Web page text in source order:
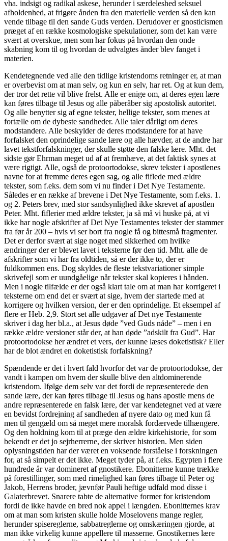
vha. indsigt og radikal askese, herunder i særdeleshed seksuel
afholdenhed, at frigøre ånden fra den materielle verden så den kan
vende tilbage til den sande Guds verden. Derudover er gnosticismen
præget af en række kosmologiske spekulationer, som det kan være
svært at overskue, men som har fokus på hvordan den onde
skabning kom til og hvordan de udvalgtes ånder blev fanget i
materien.
Kendetegnende ved alle den tidlige kristendoms retninger er, at man
er overbevist om at man selv, og kun en selv, har ret. Og at kun dem,
der tror det rette vil blive frelst. Alle er enige om, at deres egen lære
kan føres tilbage til Jesus og alle påberåber sig apostolisk autoritet.
Og alle benytter sig af egne tekster, hellige tekster, som menes at
fortælle om de dybeste sandheder. Alle taler dårligt om deres
modstandere. Alle beskylder de deres modstandere for at have
forfalsket den oprindelige sande lære og alle hævder, at de andre har
lavet tekstforfalskninger, der skulle støtte den falske lære. Mht. det
sidste gør Ehrman meget ud af at fremhæve, at det faktisk synes at
være rigtigt. Alle, også de protoortodokse, skrev tekster i apostlenes
navne for at fremme deres egen sag, og alle fiflede med ældre
tekster, som f.eks. dem som vi nu finder i Det Nye Testamente.
Således er en række af brevene i Det Nye Testamente, som f.eks. 1.
og 2. Peters brev, med stor sandsynlighed ikke skrevet af apostlen
Peter. Mht. fiflerier med ældre tekster, ja så må vi huske på, at vi
ikke har nogle afskrifter af Det Nye Testamentes tekster der stammer
fra før år 200 – hvis vi ser bort fra nogle få og bittesmå fragmenter.
Det er derfor svært at sige noget med sikkerhed om hvilke
ændringer der er blevet lavet i teksterne før den tid. Mht. alle de
afskrifter som vi har fra oldtiden, så er der ikke to, der er
fuldkommen ens. Dog skyldes de fleste tekstvariationer simple
skrivefejl som er uundgåelige når tekster skal kopieres i hånden.
Men i nogle tilfælde er der også klart tale om at man har korrigeret i
teksterne om end det er svært at sige, hvem der startede med at
korrigere og hvilken version, der er den oprindelige. Et eksempel af
flere er Heb. 2,9. Stort set alle udgaver af Det nye Testamente
skriver i dag her bl.a., at Jesus døde ”ved Guds nåde” – men i en
række ældre versioner står der, at han døde ”adskilt fra Gud”. Har
protoortodokse her ændret et vers, der kunne læses doketistisk? Eller
har de blot ændret en doketistisk forfalskning?
Spændende er det i hvert fald hvorfor det var de protoortodokse, der
vandt i kampen om hvem der skulle blive den altdominerende
kristendom. Ifølge dem selv var det fordi de repræsenterede den
sande lære, der kan føres tilbage til Jesus og hans apostle mens de
andre repræsenterede en falsk lære, der var kendetegnet ved at være
en bevidst fordrejning af sandheden af nyere dato og med kun få
men til gengæld om så meget mere moralsk fordærvede tilhængere.
Og den holdning kom til at præge den ældre kirkehistorie, for som
bekendt er det jo sejrherrerne, der skriver historien. Men siden
oplysningstiden har der været en voksende forståelse i forskningen
for, at så simpelt er det ikke. Meget tyder på, at f.eks. Egypten i flere
hundrede år var domineret af gnostikere. Ebonitterne kunne trække
på forestillinger, som med rimelighed kan føres tilbage til Peter og
Jakob, Herrens broder, jævnfør Pauli heftige udfald mod disse i
Galaterbrevet. Snarere tabte de alternative former for kristendom
fordi de ikke havde en bred nok appel i længden. Ebonitternes krav
om at man som kristen skulle holde Moselovens mange regler,
herunder spisereglerne, sabbatreglerne og omskæringen gjorde, at
man ikke virkelig kunne appellere til masserne. Gnostikernes lære